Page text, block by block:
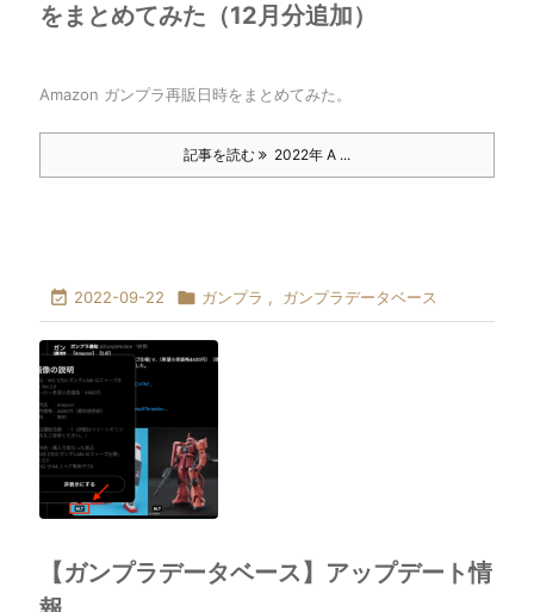
をまとめてみた（12月分追加）
Amazon ガンプラ再販日時をまとめてみた。
記事を読む 2022年 A ...
 2022-09-22  ガンプラ , ガンプラデータベース
【ガンプラデータベース】アップデート情